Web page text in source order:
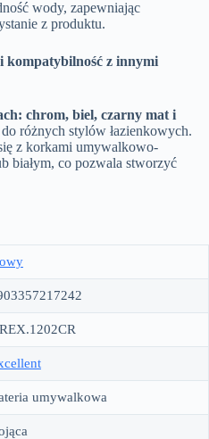
wody, zapewniając
z produktu.
kompatybilność z innymi
chrom, biel, czarny mat i
różnych stylów łazienkowych.
z korkami umywalkowo-
białym, co pozwala stworzyć
umywalkowa